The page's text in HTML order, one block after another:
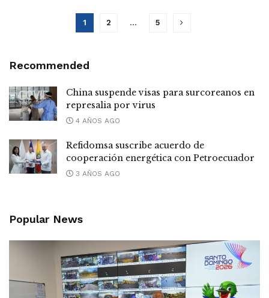
1 2 … 5
Recommended
China suspende visas para surcoreanos en
represalia por virus
4 AÑOS AGO
Refidomsa suscribe acuerdo de
cooperación energética con Petroecuador
3 AÑOS AGO
Popular News